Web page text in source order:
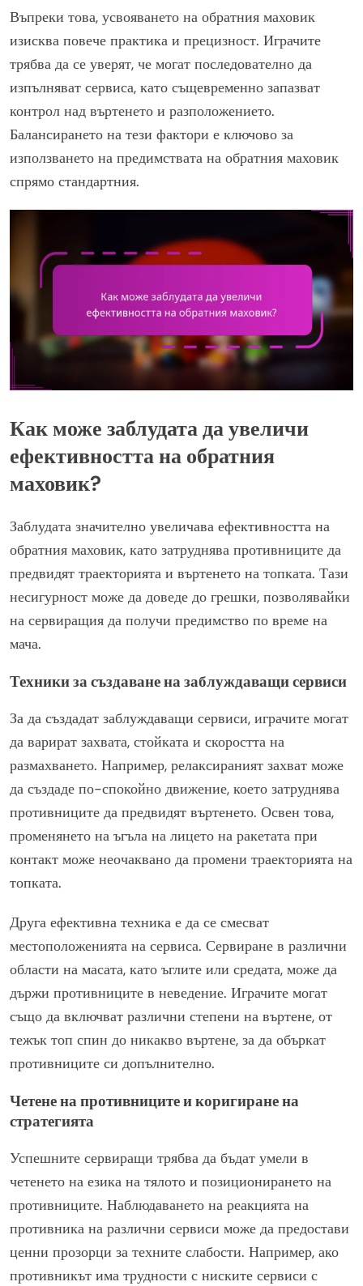
Въпреки това, усвояването на обратния маховик
изисква повече практика и прецизност. Играчите
трябва да се уверят, че могат последователно да
изпълняват сервиса, като същевременно запазват
контрол над въртенето и разположението.
Балансирането на тези фактори е ключово за
използването на предимствата на обратния маховик
спрямо стандартния.
Как може заблудата да увеличи
ефективността на обратния
маховик?
Заблудата значително увеличава ефективността на
обратния маховик, като затруднява противниците да
предвидят траекторията и въртенето на топката. Тази
несигурност може да доведе до грешки, позволявайки
на сервиращия да получи предимство по време на
мача.
Техники за създаване на заблуждаващи сервиси
За да създадат заблуждаващи сервиси, играчите могат
да варират захвата, стойката и скоростта на
размахването. Например, релаксираният захват може
да създаде по-спокойно движение, което затруднява
противниците да предвидят въртенето. Освен това,
променянето на ъгъла на лицето на ракетата при
контакт може неочаквано да промени траекторията на
топката.
Друга ефективна техника е да се смесват
местоположенията на сервиса. Сервиране в различни
области на масата, като ъглите или средата, може да
държи противниците в неведение. Играчите могат
също да включват различни степени на въртене, от
тежък топ спин до никакво въртене, за да объркат
противниците си допълнително.
Четене на противниците и коригиране на
стратегията
Успешните сервиращи трябва да бъдат умели в
четенето на езика на тялото и позиционирането на
противниците. Наблюдаването на реакцията на
противника на различни сервиси може да предостави
ценни прозорци за техните слабости. Например, ако
противникът има трудности с ниските сервиси с